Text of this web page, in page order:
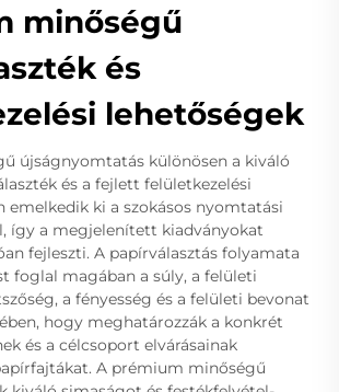
minőségű
és
lehetőségek
újságnyomtatás különösen a kiváló
és a fejlett felületkezelési
emelkedik ki a szokásos nyomtatási
így a megjelenített kiadványokat
fejleszti. A papírválasztás folyamata
foglal magában a súly, a felületi
a fényesség és a felületi bevonat
hogy meghatározzák a konkrét
és a célcsoport elvárásainak
A prémium minőségű